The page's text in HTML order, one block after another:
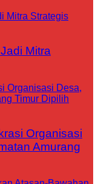
Mitra
Organisasi
Amurang